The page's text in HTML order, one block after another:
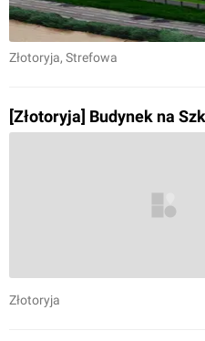
Złotoryja, Strefowa
[Złotoryja] Budynek na
Złotoryja